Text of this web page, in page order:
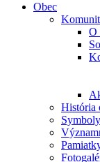
Obec
O
História